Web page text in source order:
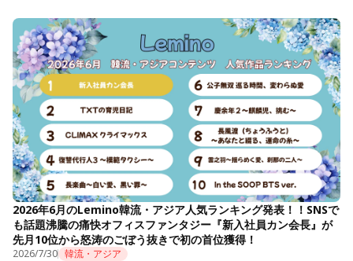
2026年6月のLemino韓流・アジア人気ランキング発表！！SNSで
も話題沸騰の痛快オフィスファンタジー『新入社員カン会長』が
先月10位から怒涛のごぼう抜きで初の首位獲得！
2026/7/30 韓流・アジア